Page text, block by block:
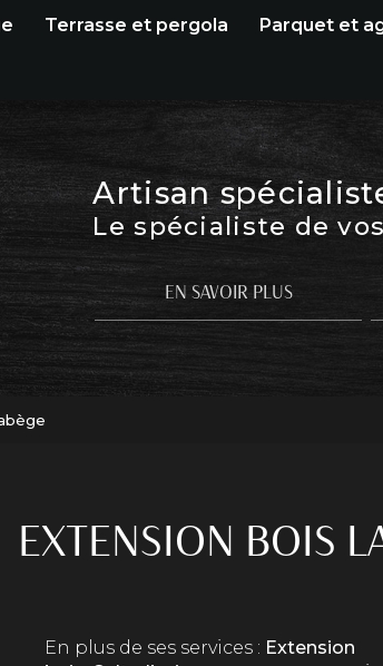
Terrasse et pergola Parquet et
Artisan
Le spécialiste de
EN SAVOIR PLUS
EXTENSION BOIS
En plus de ses services : Extension